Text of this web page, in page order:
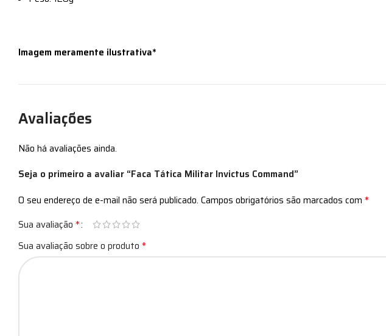
Imagem meramente ilustrativa*
Avaliações
Não há avaliações ainda.
Seja o primeiro a avaliar “Faca Tática Militar Invictus Command”
O seu endereço de e-mail não será publicado. Campos obrigatórios são marcados com *
Sua avaliação *
Sua avaliação sobre o produto *